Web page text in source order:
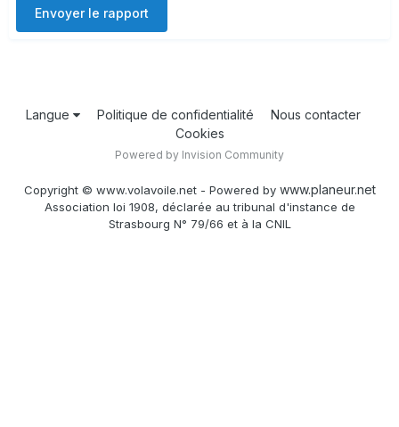
Envoyer le rapport
Langue Politique de confidentialité
Nous contacter
Cookies
Powered by Invision Community
Copyright © www.volavoile.net - Powered by www.planeur.net
Association loi 1908, déclarée au tribunal d'instance de
Strasbourg N° 79/66 et à la CNIL